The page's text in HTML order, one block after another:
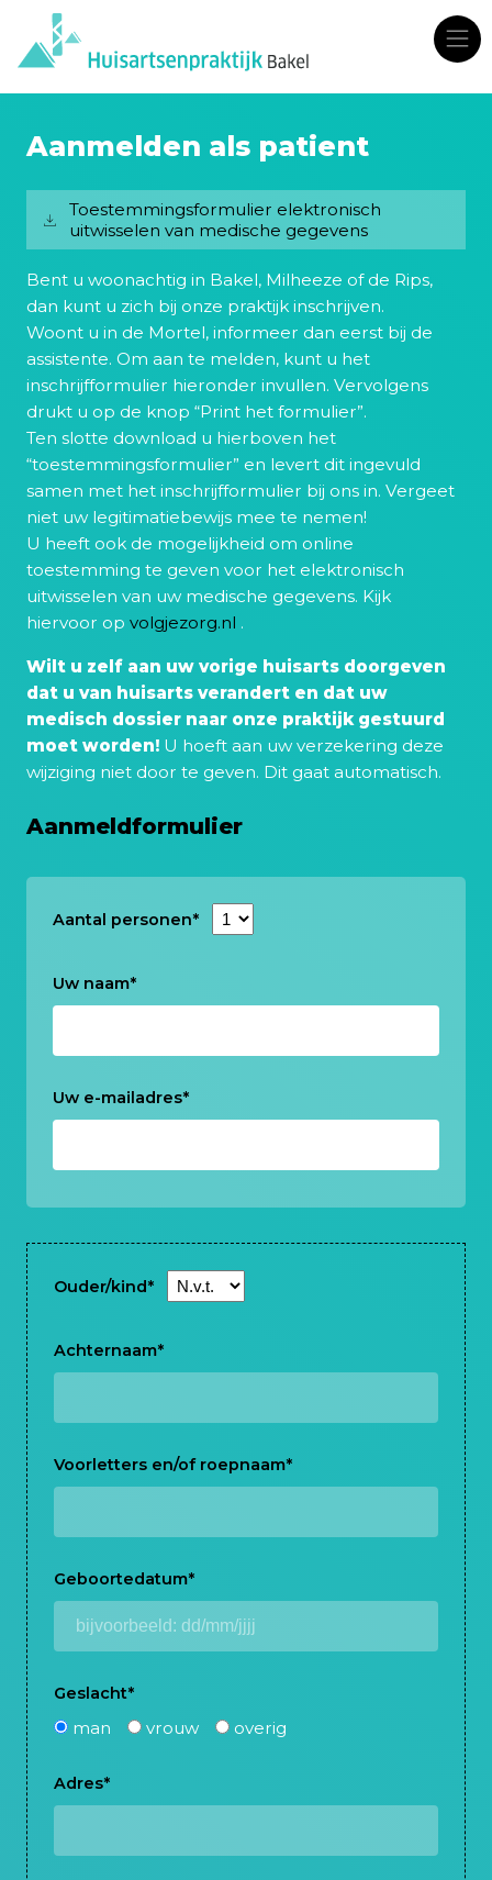
Aanmelden als patient
Toestemmingsformulier elektronisch
uitwisselen van medische gegevens
Bent u woonachtig in Bakel, Milheeze of de Rips,
dan kunt u zich bij onze praktijk inschrijven.
Woont u in de Mortel, informeer dan eerst bij de
assistente. Om aan te melden, kunt u het
inschrijfformulier hieronder invullen. Vervolgens
drukt u op de knop “Print het formulier”.
Ten slotte download u hierboven het
“toestemmingsformulier” en levert dit ingevuld
samen met het inschrijfformulier bij ons in. Vergeet
niet uw legitimatiebewijs mee te nemen!
U heeft ook de mogelijkheid om online
toestemming te geven voor het elektronisch
uitwisselen van uw medische gegevens. Kijk
hiervoor op volgjezorg.nl .
Wilt u zelf aan uw vorige huisarts doorgeven
dat u van huisarts verandert en dat uw
medisch dossier naar onze praktijk gestuurd
moet worden! U hoeft aan uw verzekering deze
wijziging niet door te geven. Dit gaat automatisch.
Aanmeldformulier
Aantal personen*
Uw naam*
Uw e-mailadres*
Ouder/kind*
Achternaam*
Voorletters en/of roepnaam*
Geboortedatum*
Geslacht*
man vrouw overig
Adres*